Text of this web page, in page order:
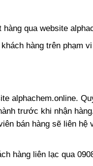
qua website
hàng trên phạm
alphachem.online.
trước khi nhận
bán hàng sẽ liên hệ
hàng liên lạc qua